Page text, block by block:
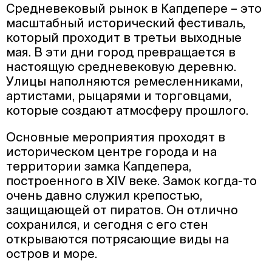
Средневековый рынок в Капдепере – это
масштабный исторический фестиваль,
который проходит в третьи выходные
мая. В эти дни город превращается в
настоящую средневековую деревню.
Улицы наполняются ремесленниками,
артистами, рыцарями и торговцами,
которые создают атмосферу прошлого.
Основные мероприятия проходят в
историческом центре города и на
территории замка Капдепера,
построенного в XIV веке. Замок когда-то
очень давно служил крепостью,
защищающей от пиратов. Он отлично
сохранился, и сегодня с его стен
открываются потрясающие виды на
остров и море.